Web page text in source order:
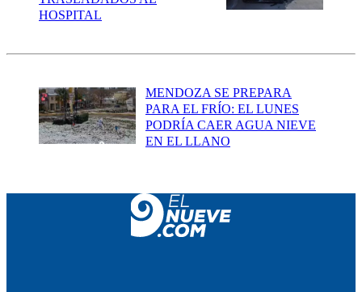
HOSPITAL
MENDOZA SE PREPARA
PARA EL FRÍO: EL LUNES
PODRÍA CAER AGUA NIEVE
EN EL LLANO